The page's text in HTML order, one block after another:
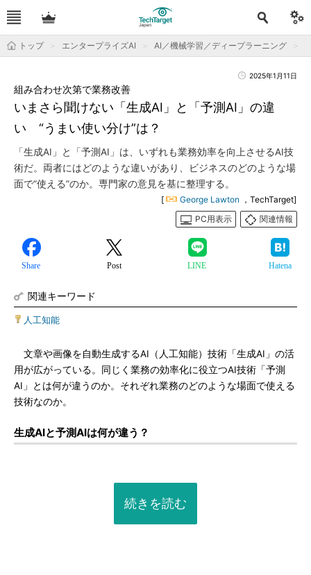
トップ エンタープライズAI AI／機械学習／ディープラーニング
2025年1月11日
いまさら聞けない「生成AI」と「予測AI」の違
い “うまい使い分け”は？
組み合わせ次第で業務改善
「生成AI」と「予測AI」は、いずれも業務効率を向上させるAI技
術だ。両者にはどのような違いがあり、ビジネスのどのような場
面で”使える”のか。専門家の意見を基に整理する。
[ George Lawton ，TechTarget]
PC用表示
関連情報
Share Post LINE Hatena
関連キーワード
人工知能
文章や画像を自動生成するAI（人工知能）技術「生成AI」の活
用が広がっている。同じく業務の効率化に役立つAI技術「予測
AI」とは何が違うのか。それぞれ業務のどのような場面で使える
技術なのか。
生成AIと予測AIは何が違う？
続きを読む